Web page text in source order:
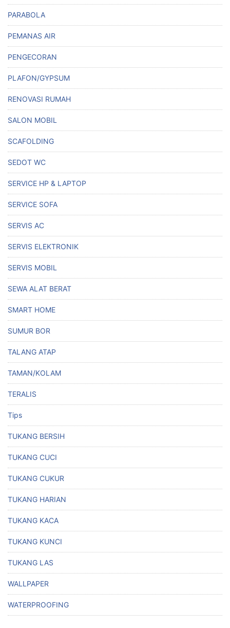
PARABOLA
PEMANAS AIR
PENGECORAN
PLAFON/GYPSUM
RENOVASI RUMAH
SALON MOBIL
SCAFOLDING
SEDOT WC
SERVICE HP & LAPTOP
SERVICE SOFA
SERVIS AC
SERVIS ELEKTRONIK
SERVIS MOBIL
SEWA ALAT BERAT
SMART HOME
SUMUR BOR
TALANG ATAP
TAMAN/KOLAM
TERALIS
Tips
TUKANG BERSIH
TUKANG CUCI
TUKANG CUKUR
TUKANG HARIAN
TUKANG KACA
TUKANG KUNCI
TUKANG LAS
WALLPAPER
WATERPROOFING